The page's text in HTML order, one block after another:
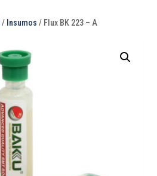
/ Insumos / Flux BK 223 – A